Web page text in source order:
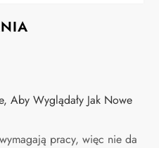
Aby Wyglądały Jak Nowe
pracy, więc nie da